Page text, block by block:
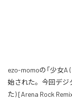
ezo-momoの「少女A
始された。今回デジ
た) [Arena Rock